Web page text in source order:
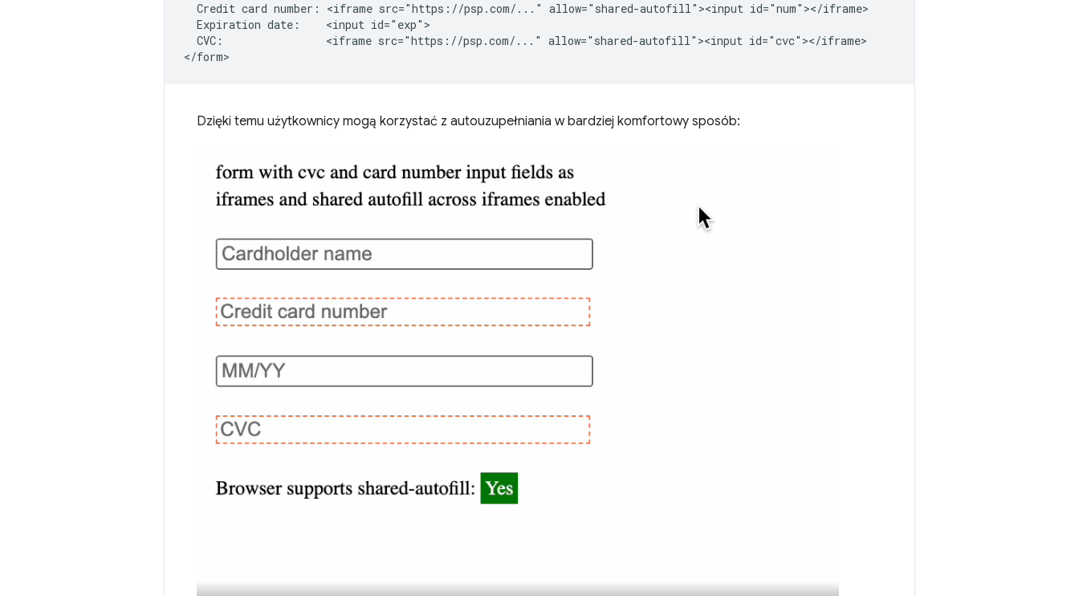
  Credit card number: <iframe src="https://psp.com/..." allow="shared-autofill"><input id="num"></iframe>
  Expiration date:    <input id="exp">
  CVC:                <iframe src="https://psp.com/..." allow="shared-autofill"><input id="cvc"></iframe>
Dzięki temu użytkownicy mogą korzystać z autouzupełniania w bardziej komfortowy sposób: